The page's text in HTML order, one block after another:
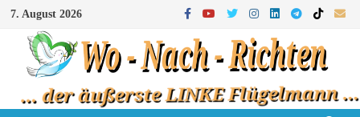
Zum
Inhalt
springen
7. August 2026